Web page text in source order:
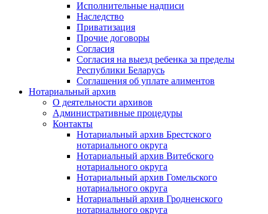
Исполнительные надписи
Наследство
Приватизация
Прочие договоры
Согласия
Согласия на выезд ребенка за пределы
Республики Беларусь
Соглашения об уплате алиментов
Нотариальный архив
О деятельности архивов
Административные процедуры
Контакты
Нотариальный архив Брестского
нотариального округа
Нотариальный архив Витебского
нотариального округа
Нотариальный архив Гомельского
нотариального округа
Нотариальный архив Гродненского
нотариального округа